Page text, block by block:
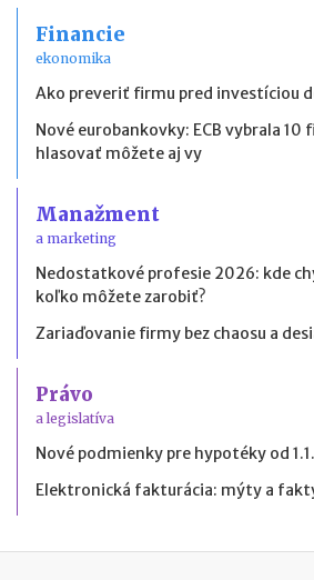
Financie
ekonomika
Ako preveriť firmu pred investíciou
Nové eurobankovky: ECB vybrala
hlasovať môžete aj vy
Manažment
a marketing
Nedostatkové profesie 2026: kde
koľko môžete zarobiť?
Zariaďovanie firmy bez chaosu a
Právo
a legislatíva
Nové podmienky pre hypotéky od
Elektronická fakturácia: mýty a